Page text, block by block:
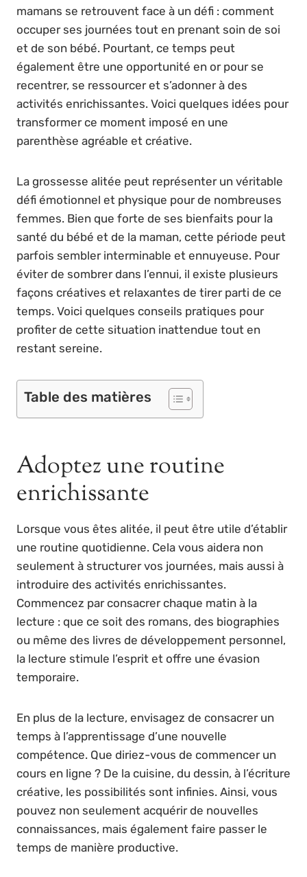
mamans se retrouvent face à un défi : comment
occuper ses journées tout en prenant soin de soi
et de son bébé. Pourtant, ce temps peut
également être une opportunité en or pour se
recentrer, se ressourcer et s’adonner à des
activités enrichissantes. Voici quelques idées pour
transformer ce moment imposé en une
parenthèse agréable et créative.
La grossesse alitée peut représenter un véritable
défi émotionnel et physique pour de nombreuses
femmes. Bien que forte de ses bienfaits pour la
santé du bébé et de la maman, cette période peut
parfois sembler interminable et ennuyeuse. Pour
éviter de sombrer dans l’ennui, il existe plusieurs
façons créatives et relaxantes de tirer parti de ce
temps. Voici quelques conseils pratiques pour
profiter de cette situation inattendue tout en
restant sereine.
Table des matières
Adoptez une routine
enrichissante
Lorsque vous êtes alitée, il peut être utile d’établir
une routine quotidienne. Cela vous aidera non
seulement à structurer vos journées, mais aussi à
introduire des activités enrichissantes.
Commencez par consacrer chaque matin à la
lecture : que ce soit des romans, des biographies
ou même des livres de développement personnel,
la lecture stimule l’esprit et offre une évasion
temporaire.
En plus de la lecture, envisagez de consacrer un
temps à l’apprentissage d’une nouvelle
compétence. Que diriez-vous de commencer un
cours en ligne ? De la cuisine, du dessin, à l’écriture
créative, les possibilités sont infinies. Ainsi, vous
pouvez non seulement acquérir de nouvelles
connaissances, mais également faire passer le
temps de manière productive.